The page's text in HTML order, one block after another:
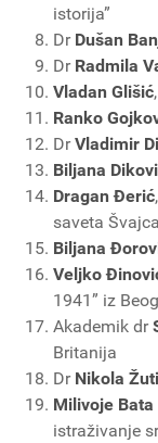
istorija”
Dr Dušan
Dr Radmila
Vladan Glišić
Ranko
DrVladimir
Biljana
Dragan Đerić
saveta
Biljana
Veljko
1941” iz
Akademik dr
Britanija
Dr Nikola
Milivoje
istraživanje